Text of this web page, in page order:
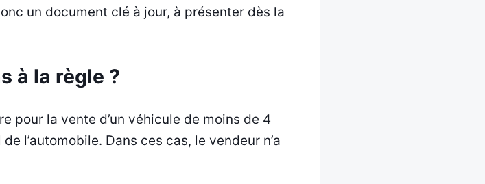
un document clé à jour, à présenter dès la
à la règle ?
pour la vente d’un véhicule de moins de 4
l’automobile. Dans ces cas, le vendeur n’a